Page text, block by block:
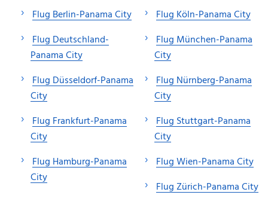
Flug Berlin-Panama City
Flug Deutschland-
Panama City
Flug Düsseldorf-Panama
City
Flug Frankfurt-Panama
City
Flug Hamburg-Panama
City
Flug Köln-Panama City
Flug München-Panama
City
Flug Nürnberg-Panama
City
Flug Stuttgart-Panama
City
Flug Wien-Panama City
Flug Zürich-Panama City